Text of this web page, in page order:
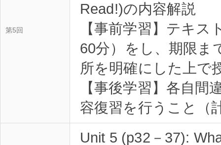
第5回
Read!)の内容解説
【事前学習】テキ
60分）をし、期限ま
所を明確にした上で
【事後学習】各自
容復習を行うこと（
Unit 5 (p32－37):